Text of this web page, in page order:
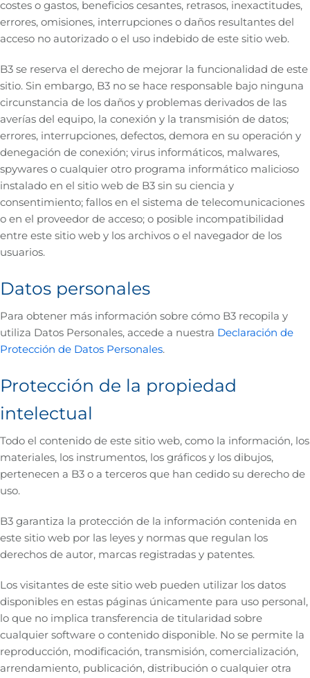
costes o gastos, beneficios cesantes, retrasos, inexactitudes,
errores, omisiones, interrupciones o daños resultantes del
acceso no autorizado o el uso indebido de este sitio web.
B3 se reserva el derecho de mejorar la funcionalidad de este
sitio. Sin embargo, B3 no se hace responsable bajo ninguna
circunstancia de los daños y problemas derivados de las
averías del equipo, la conexión y la transmisión de datos;
errores, interrupciones, defectos, demora en su operación y
denegación de conexión; virus informáticos, malwares,
spywares o cualquier otro programa informático malicioso
instalado en el sitio web de B3 sin su ciencia y
consentimiento; fallos en el sistema de telecomunicaciones
o en el proveedor de acceso; o posible incompatibilidad
entre este sitio web y los archivos o el navegador de los
usuarios.
Datos personales
Para obtener más información sobre cómo B3 recopila y
utiliza Datos Personales, accede a nuestra Declaración de
Protección de Datos Personales.
Protección de la propiedad
intelectual
Todo el contenido de este sitio web, como la información, los
materiales, los instrumentos, los gráficos y los dibujos,
pertenecen a B3 o a terceros que han cedido su derecho de
uso.
B3 garantiza la protección de la información contenida en
este sitio web por las leyes y normas que regulan los
derechos de autor, marcas registradas y patentes.
Los visitantes de este sitio web pueden utilizar los datos
disponibles en estas páginas únicamente para uso personal,
lo que no implica transferencia de titularidad sobre
cualquier software o contenido disponible. No se permite la
reproducción, modificación, transmisión, comercialización,
arrendamiento, publicación, distribución o cualquier otra